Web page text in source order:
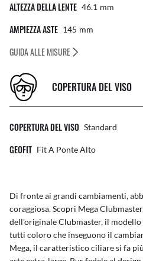
ALTEZZA DELLA LENTE 46.1 Mm
AMPIEZZA ASTE 145 Mm
GUIDA ALLE MISURE
COPERTURA DEL VISO
COPERTURA DEL VISO Standard
GEOFIT Fit A Ponte Alto
Di fronte ai grandi cambiamenti,
coraggiosa. Scopri Mega
dell'originale Clubmaster, il
tutti coloro che inseguono il
Mega, il caratteristico ciliare si fa